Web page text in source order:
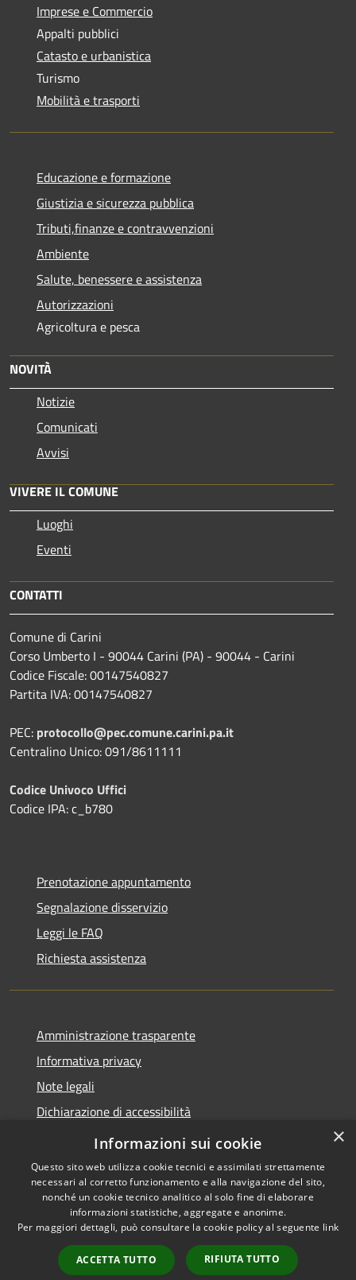
Imprese e Commercio
Appalti pubblici
Catasto e urbanistica
Turismo
Mobilità e trasporti
Educazione e formazione
Giustizia e sicurezza pubblica
Tributi,finanze e contravvenzioni
Ambiente
Salute, benessere e assistenza
Autorizzazioni
Agricoltura e pesca
NOVITÀ
Notizie
Comunicati
Avvisi
VIVERE IL COMUNE
Luoghi
Eventi
CONTATTI
Comune di Carini
Corso Umberto I - 90044 Carini (PA) - 90044 - Carini
Codice Fiscale: 00147540827
Partita IVA: 00147540827
PEC: protocollo@pec.comune.carini.pa.it
Centralino Unico: 091/8611111
Codice Univoco Uffici
Codice IPA: c_b780
Prenotazione appuntamento
Segnalazione disservizio
Leggi le FAQ
Richiesta assistenza
Amministrazione trasparente
Informativa privacy
Note legali
Dichiarazione di accessibilità
Privacy e protezione dei dati
Accessibilità
Copyright © 2026 • Comune di
Carini • Powered by
Municipium•
Accesso
redazione
×
Informazioni sui cookie
Questo sito web utilizza cookie tecnici e assimilati strettamente
necessari al corretto funzionamento e alla navigazione del sito,
nonché un cookie tecnico analitico al solo fine di elaborare
informazioni statistiche, aggregate e anonime.
Per maggiori dettagli, può consultare la cookie policy al seguente link
ACCETTA TUTTO RIFIUTA TUTTO